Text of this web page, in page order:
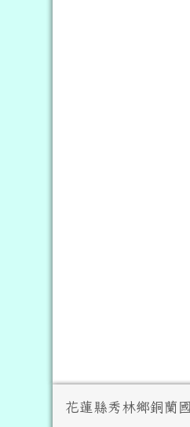
頁尾區域內
花蓮縣秀林鄉銅蘭